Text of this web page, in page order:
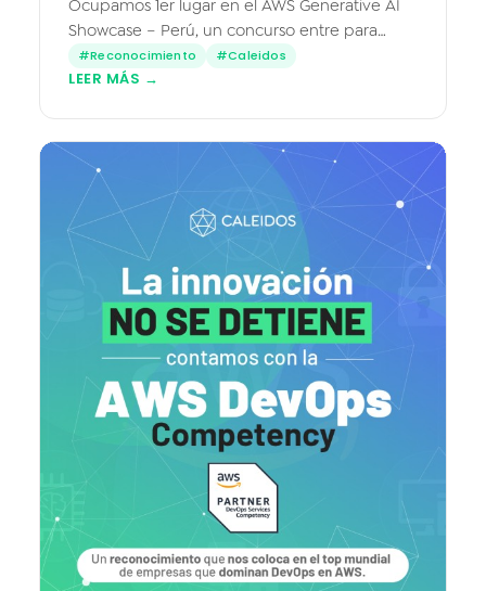
Ocupamos 1er lugar en el AWS Generative AI
Showcase – Perú, un concurso entre para
presentar soluciones con IA Generativa al
equipo de Amazon Web Services…
#Reconocimiento #Caleidos
LEER MÁS →